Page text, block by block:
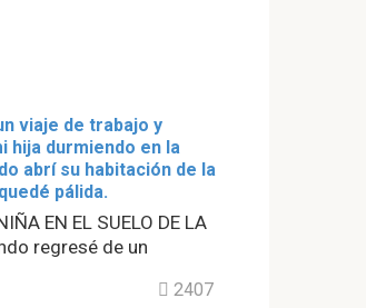
viaje de trabajo y
hija durmiendo en la
abrí su habitación de la
pálida.
EN EL SUELO DE LA
regresé de un
2407